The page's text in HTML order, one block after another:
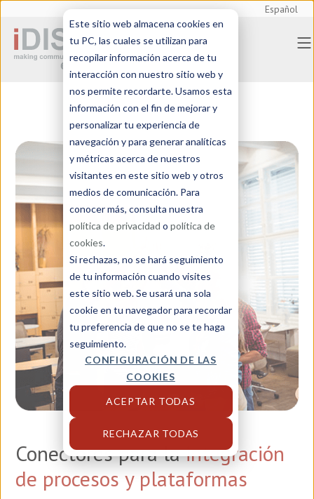
Este sitio web almacena cookies en
tu PC, las cuales se utilizan para
recopilar información acerca de tu
interacción con nuestro sitio web y
nos permite recordarte. Usamos esta
información con el fin de mejorar y
personalizar tu experiencia de
navegación y para generar analíticas
y métricas acerca de nuestros
visitantes en este sitio web y otros
medios de comunicación. Para
conocer más, consulta nuestra
política de privacidad o política de
cookies.
Si rechazas, no se hará seguimiento
de tu información cuando visites
este sitio web. Se usará una sola
cookie en tu navegador para recordar
tu preferencia de que no se te haga
seguimiento.
CONFIGURACIÓN DE LAS
COOKIES
ACEPTAR TODAS
RECHAZAR TODAS
Español
Conectores para laintegración
de procesos y plataformas